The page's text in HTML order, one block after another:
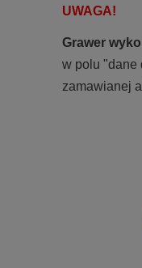
UWAGA!
Grawer
w polu "dane
zamawianej